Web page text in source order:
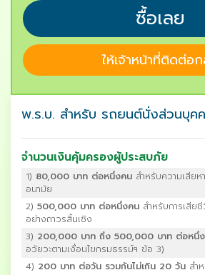
ซื้อเลย
ให้เจ้าหน้าที่ติดต่อ
พ.ร.บ. สำหรับ รถยนต์นั่งส่วนบุค
จำนวนเงินคุ้มครองผู้ประสบภัย
1) 80,000 บาท ต่อหนึ่งคน สำหรับความเสีย
อนามัย
2) 500,000 บาท ต่อหนึ่งคน สำหรับการเสี
อย่างถาวรสิ้นเชิง
3) 200,000 บาท ถึง 500,000 บาท ต่อหนึ่
อวัยวะตามเงื่อนไขกรมธรรม์ฯ ข้อ 3)
4) 200 บาท ต่อวัน รวมกันไม่เกิน 20 วัน สำ